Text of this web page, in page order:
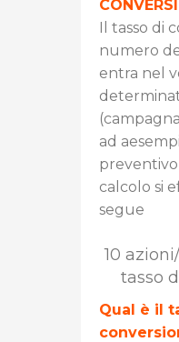
Il tasso di
numero
entra nel
ad
preventivo
calcolo si
segue
10
tasso
Qual è il